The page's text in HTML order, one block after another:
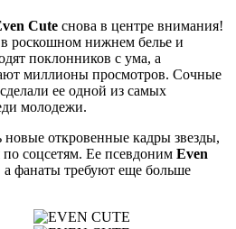
Cute снова в центре внимания!
роскошном нижнем белье и
поклонников с ума, а
миллионы просмотров. Сочные
ее одной из самых
молодежи.
новые откровенные кадры звезды,
соцсетям. Ее псевдоним Even
фанаты требуют еще больше